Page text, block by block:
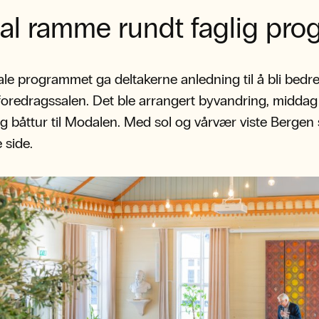
ramme rundt faglig
programmet ga deltakerne anledning til å bli
Det ble arrangert byvandring,
båttur til Modalen. Med sol og vårvær viste Bergen
side.